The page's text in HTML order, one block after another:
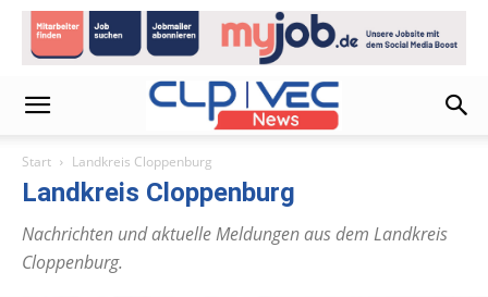
Start Landkreis Cloppenburg
Landkreis Cloppenburg
Nachrichten und aktuelle Meldungen aus dem Landkreis
Cloppenburg.